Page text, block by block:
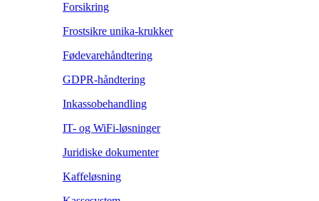
Forsikring
Frostsikre unika-krukker
Fødevarehåndtering
GDPR-håndtering
Inkassobehandling
IT- og WiFi-løsninger
Juridiske dokumenter
Kaffeløsning